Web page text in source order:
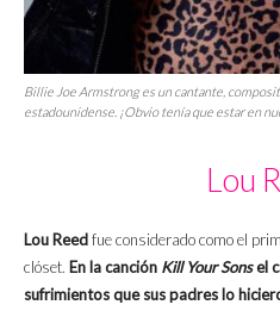
Billie Joe Armstrong es un cantante,
estadounidense. ¡Obvio tenía que estar en
Lou
Lou Reedfue considerado como el
clóset. En la canción Kill Your Sonsel
sufrimientos que sus padres lo